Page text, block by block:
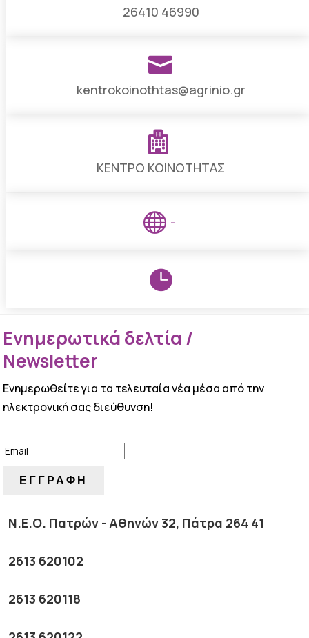
26410 46990

kentrokoinothtas@agrinio.gr

ΚΕΝΤΡΟ ΚΟΙΝΟΤΗΤΑΣ
 -

Ενημερωτικά δελτία /
Newsletter
Ενημερωθείτε για τα τελευταία νέα μέσα από την
ηλεκτρονική σας διεύθυνση!
ΕΓΓΡΑΦΗ
Ν.Ε.Ο. Πατρών - Αθηνών 32, Πάτρα 264 41
2613 620102
2613 620118